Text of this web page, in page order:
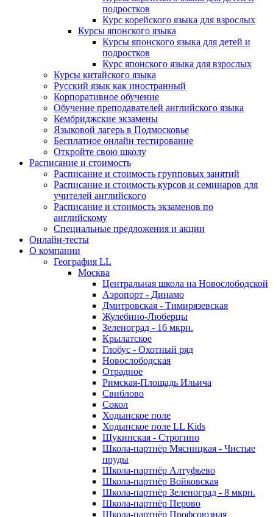
подростков
Курс корейского языка для взрослых
Курсы японского языка
Курсы японского языка для детей и
подростков
Курс японского языка для взрослых
Курсы китайского языка
Русский язык как иностранный
Корпоративное обучение
Обучение преподавателей английского языка
Кембриджские экзамены
Языковой лагерь в Подмосковье
Бесплатное онлайн тестирование
Откройте свою школу
Расписание и стоимость
Расписание и стоимость групповых занятий
Расписание и стоимость курсов и семинаров для
учителей английского
Расписание и стоимость экзаменов по
английскому
Специальные предложения и акции
Онлайн-тесты
О компании
География LL
Москва
Центральная школа на Новослободской
Аэропорт - Динамо
Дмитровская - Тимирязевская
Жулебино-Люберцы
Зеленоград - 16 мкрн.
Крылатское
Глобус - Охотный ряд
Новослободская
Отрадное
Римская-Площадь Ильича
Свиблово
Сокол
Ходынское поле
Ходынское поле LL Kids
Щукинская - Строгино
Школа-партнёр Мясницкая - Чистые
пруды
Школа-партнёр Алтуфьево
Школа-партнёр Войковская
Школа-партнёр Зеленоград - 8 мкрн.
Школа-партнёр Перово
Школа-партнёр Профсоюзная